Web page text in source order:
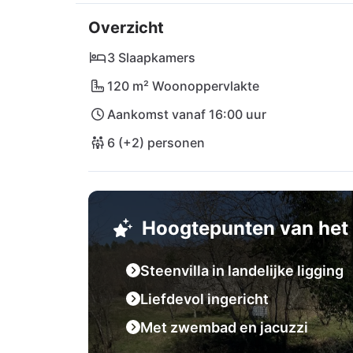
In de directe nabijheid trekt een restaurant
voorziening is de supermarkt Plodine snel
historische Motovun of geniet van de
Luchthavens in Pula en Rijeka bieden
Overzicht
3 Slaapkamers
120 m² Woonoppervlakte
Aankomst vanaf 16:00 uur
6 (+2) personen
Hoogtepunten van
Steenvilla in landelijke ligging
Liefdevol ingericht
Met zwembad en jacuzzi